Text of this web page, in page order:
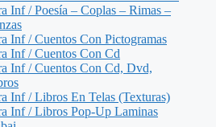
Inf / Poesía – Coplas – Rimas –
Inf / Cuentos Con Pictogramas
Inf / Cuentos Con Cd
Inf / Cuentos Con Cd, Dvd,
Inf / Libros En Telas (Texturas)
Inf / Libros Pop-Up Laminas